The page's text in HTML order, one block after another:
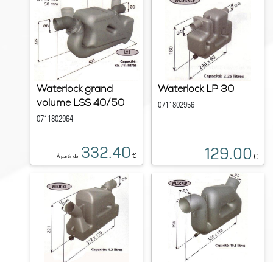
Waterlock grand
volume LSS 40/50
0711802964
À partir de 332.40 €
Waterlock LP 30
0711802956
129.00 €